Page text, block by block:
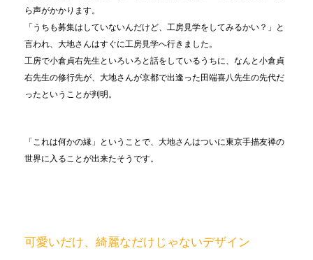
ら声がかかります。
「うちも募集はしていないんだけど、工房見学をしてみるかい？」と
言われ、大地さんはすぐに工房見学へ行きました。
工房で小倉貞右先生といろいろと話をしているうちに、なんと小倉貞
右先生の修行先が、大地さんが京都で出逢った田端喜八先生の先代だ
ったということが判明。
「これは何かの縁」ということで、大地さんはついに東京手描友禅の
世界に入ることが出来たそうです。
可愛いだけ、綺麗なだけじゃないデザイン